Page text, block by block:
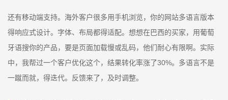
还有移动端支持。海外客户很多用手机浏览，你的网站多语言版本
得响应式设计。字体、布局都得适配。想想在巴西的买家，用葡萄
牙语搜你的产品，要是页面加载慢或乱码，他们耐心有限啊。实际
中，我帮过一个客户优化这个，结果转化率涨了30%。多语言不是
一蹴而就，得迭代。反馈来了，及时调整。